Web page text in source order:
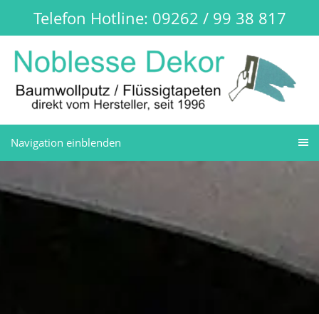
Telefon Hotline: 09262 / 99 38 817
Navigation einblenden